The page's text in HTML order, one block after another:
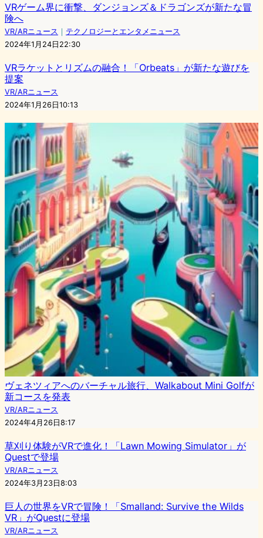
VRゲーム界に衝撃、ダンジョンズ＆ドラゴンズが新たな冒
険へ
VR/ARニュース ｜ テクノロジーとエンタメニュース
2024年1月24日22:30
VRラケットとリズムの融合！「Orbeats」が新たな遊びを
提案
VR/ARニュース
2024年1月26日10:13
ヴェネツィアへのバーチャル旅行、Walkabout Mini Golfが
新コースを発表
VR/ARニュース
2024年4月26日8:17
草刈り体験がVRで進化！「Lawn Mowing Simulator」が
Questで登場
VR/ARニュース
2024年3月23日8:03
巨人の世界をVRで冒険！「Smalland: Survive the Wilds
VR」がQuestに登場
VR/ARニュース